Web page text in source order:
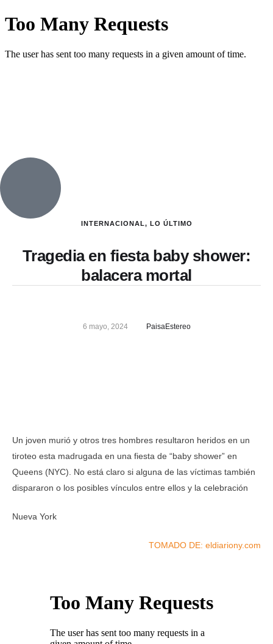
INTERNACIONAL, LO ÚLTIMO
Tragedia en fiesta baby shower:
balacera mortal
6 mayo, 2024 PaisaEstereo
Un joven murió y otros tres hombres resultaron heridos en un
tiroteo esta madrugada en una fiesta de “baby shower” en
Queens (NYC). No está claro si alguna de las víctimas también
dispararon o los posibles vínculos entre ellos y la celebración
Nueva York
TOMADO DE: eldiariony.com